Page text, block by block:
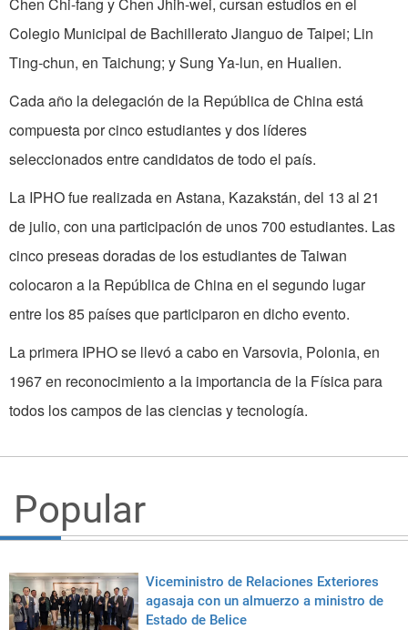
Chen Chi-fang y Chen Jhih-wei, cursan estudios en el
Colegio Municipal de Bachillerato Jianguo de Taipei; Lin
Ting-chun, en Taichung; y Sung Ya-lun, en Hualien.
Cada año la delegación de la República de China está
compuesta por cinco estudiantes y dos líderes
seleccionados entre candidatos de todo el país.
La IPHO fue realizada en Astana, Kazakstán, del 13 al 21
de julio, con una participación de unos 700 estudiantes. Las
cinco preseas doradas de los estudiantes de Taiwan
colocaron a la República de China en el segundo lugar
entre los 85 países que participaron en dicho evento.
La primera IPHO se llevó a cabo en Varsovia, Polonia, en
1967 en reconocimiento a la importancia de la Física para
todos los campos de las ciencias y tecnología.
Popular
Viceministro de Relaciones Exteriores
agasaja con un almuerzo a ministro de
Estado de Belice